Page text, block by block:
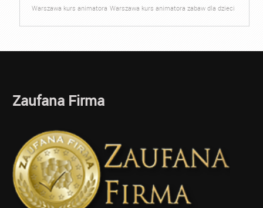
Warszawa kurs animatora Warszawa kurs animatora zabaw dla dzieci
Zaufana Firma